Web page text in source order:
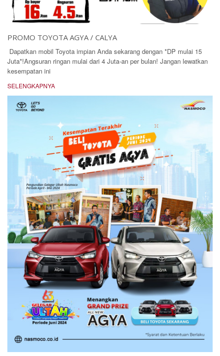
PROMO TOYOTA AGYA / CALYA
Dapatkan mobil Toyota impian Anda sekarang dengan *DP mulai 15
Juta*!Angsuran ringan mulai dari 4 Juta-an per bulan! Jangan lewatkan
kesempatan ini
SELENGKAPNYA